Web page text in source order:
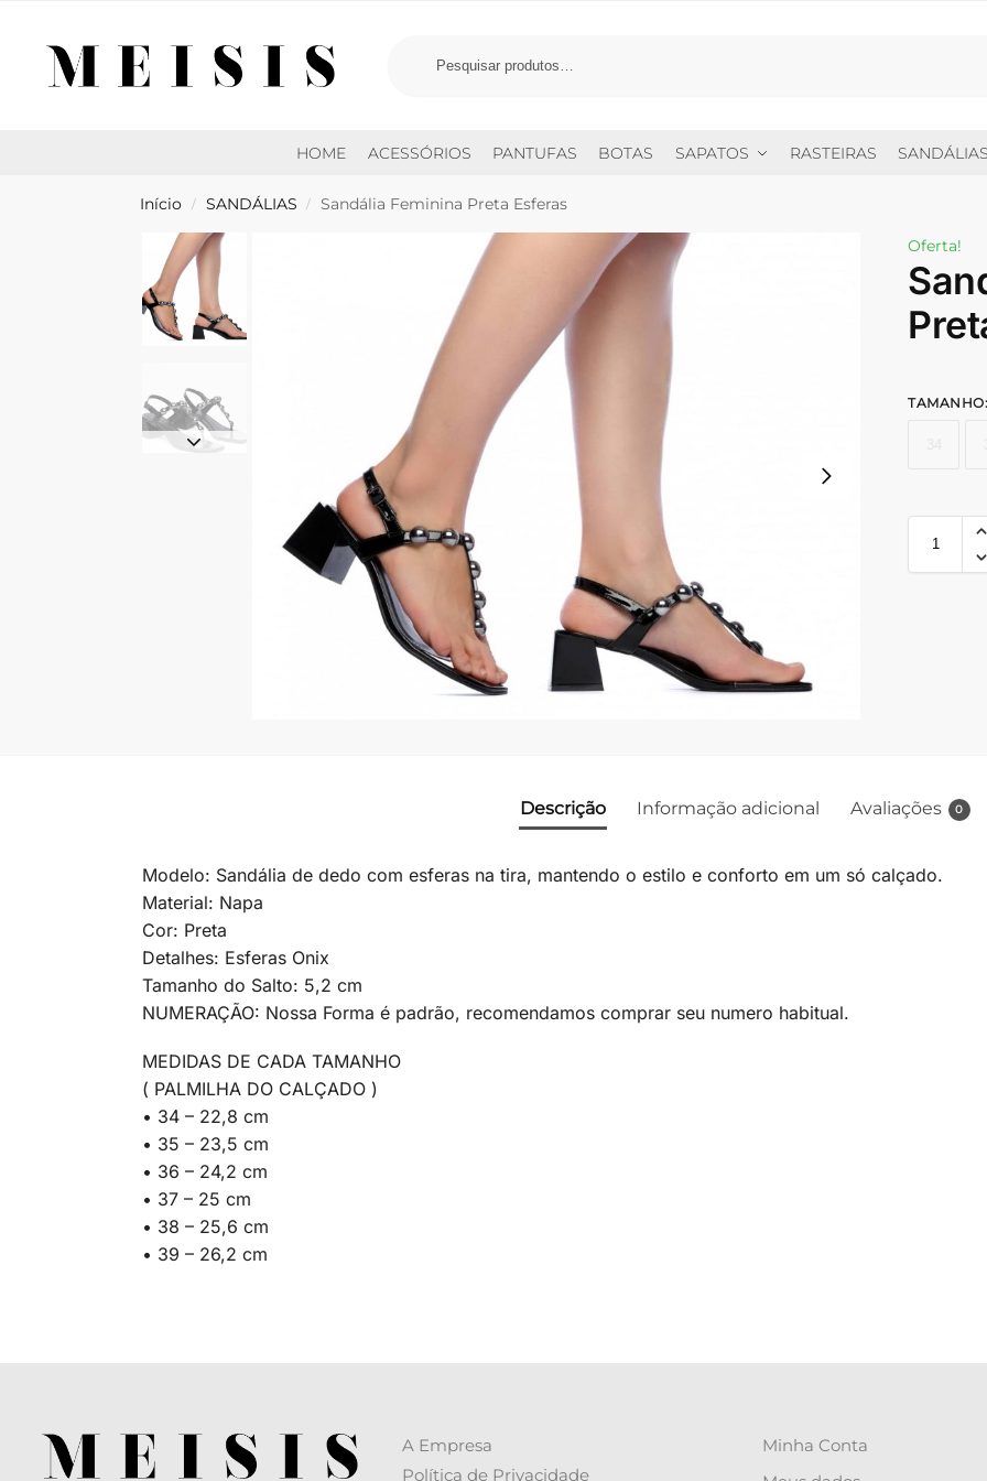
HOME ACESSÓRIOS PANTUFAS BOTAS SAPATOS RASTEIRAS SANDÁLIAS
Início / SANDÁLIAS / Sandália Feminina Preta Esferas
Oferta!
TAMANHO:
Descrição Informação adicional Avaliações 0
Modelo: Sandália de dedo com esferas na tira, mantendo o estilo e conforto em um só calçado.
Material: Napa
Cor: Preta
Detalhes: Esferas Onix
Tamanho do Salto: 5,2 cm
NUMERAÇÃO: Nossa Forma é padrão, recomendamos comprar seu numero habitual.
MEDIDAS DE CADA TAMANHO
( PALMILHA DO CALÇADO )
• 34 – 22,8 cm
• 35 – 23,5 cm
• 36 – 24,2 cm
• 37 – 25 cm
• 38 – 25,6 cm
• 39 – 26,2 cm
A Empresa
Política de Privacidade
Minha Conta